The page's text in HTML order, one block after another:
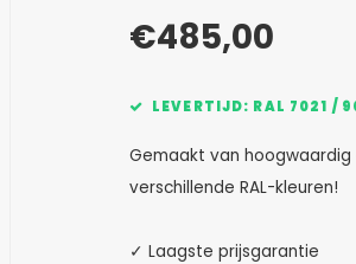
€485,00
LEVERTIJD: RAL 7021 /
Gemaakt van
verschillende RAL-kleuren!
✓ Laagste prijsgarantie